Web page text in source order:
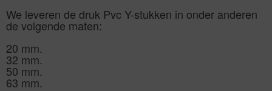
We leveren de druk Pvc Y-stukken in onder anderen
de volgende maten:
20 mm.
32 mm.
50 mm.
63 mm.